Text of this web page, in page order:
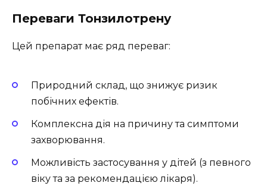
Переваги Тонзилотрену
Цей препарат має ряд переваг:
Природний склад, що знижує ризик
побічних ефектів.
Комплексна дія на причину та симптоми
захворювання.
Можливість застосування у дітей (з певного
віку та за рекомендацією лікаря).